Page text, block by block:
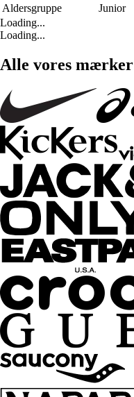
Aldersgruppe
Junior
Loading...
Loading...
Alle vores mærker